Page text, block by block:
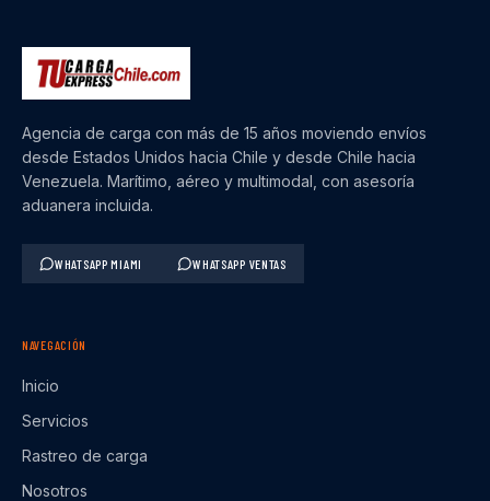
Agencia de carga con más de 15 años moviendo envíos
desde Estados Unidos hacia Chile y desde Chile hacia
Venezuela. Marítimo, aéreo y multimodal, con asesoría
aduanera incluida.
WHATSAPP MIAMI WHATSAPP VENTAS
NAVEGACIÓN
Inicio
Servicios
Rastreo de carga
Nosotros